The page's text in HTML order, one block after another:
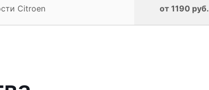
Citroen от 1190 руб.